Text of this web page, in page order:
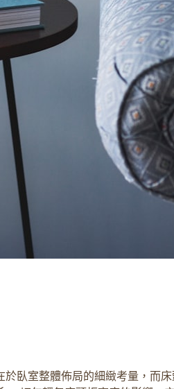
臥室整體佈局的細緻考量，而